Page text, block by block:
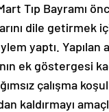
Tıp Bayramı
dile getirmek
yaptı. Yapılan
ek göstergesi
çalışma
kaldırmayı